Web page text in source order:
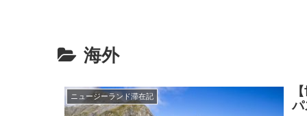
海外
ニュージーランド滞在記
パ